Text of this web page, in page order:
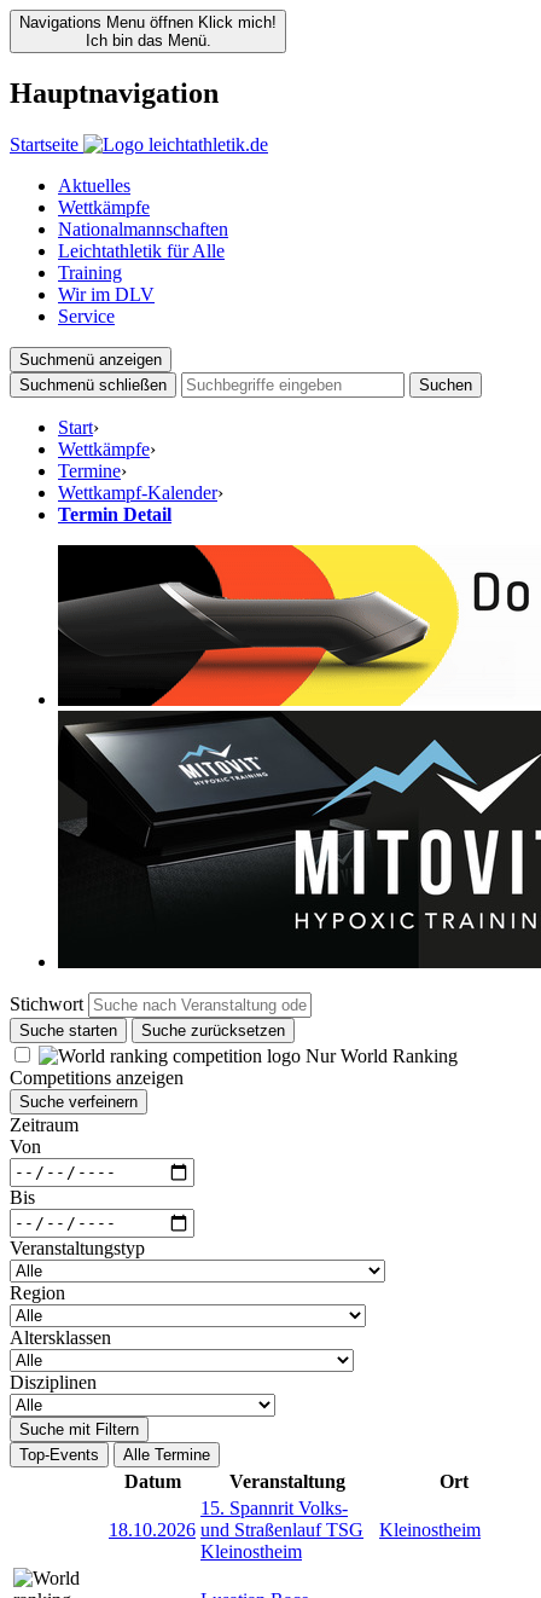
Navigations Menu öffnen Klick mich!
Ich bin das Menü.
Hauptnavigation
Startseite
Aktuelles
Wettkämpfe
Nationalmannschaften
Leichtathletik für Alle
Training
Wir im DLV
Service
Suchmenü anzeigen
Suchmenü schließen
Suchen
Start›
Wettkämpfe›
Termine›
Wettkampf-Kalender›
Termin Detail
Stichwort
Suche starten Suche zurücksetzen
Nur World Ranking
Competitions anzeigen
Suche verfeinern
Zeitraum
Von
Bis
Veranstaltungstyp
Region
Altersklassen
Disziplinen
Suche mit Filtern
Top-Events
Alle Termine
Datum Veranstaltung Ort
18.10.2026
15. Spannrit Volks-
und Straßenlauf TSG
Kleinostheim
Kleinostheim